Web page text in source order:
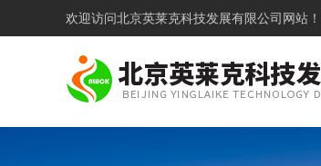
欢迎访问北京英莱克科技发展有限公司网站！